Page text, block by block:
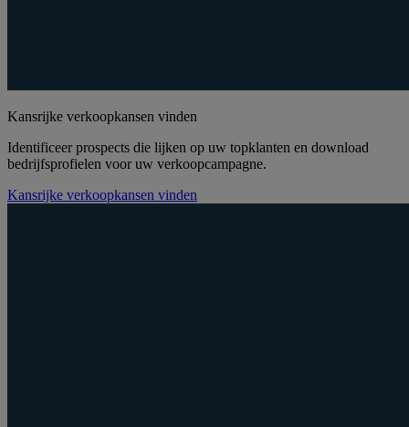
Kansrijke verkoopkansen vinden
Identificeer prospects die lijken op uw topklanten en download
bedrijfsprofielen voor uw verkoopcampagne.
Kansrijke verkoopkansen vinden